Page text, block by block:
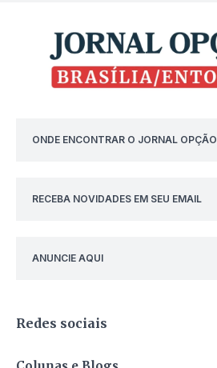
ONDE ENCONTRAR O JORNAL OPÇÃO
RECEBA NOVIDADES EM SEU EMAIL
ANUNCIE AQUI
Redes sociais